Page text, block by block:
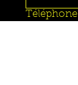
Téléphone